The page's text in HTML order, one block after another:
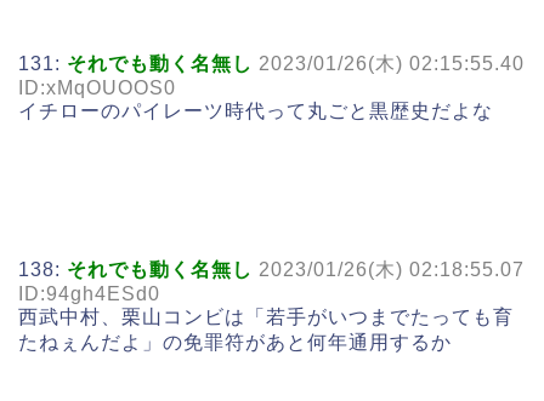
131: それでも動く名無し 2023/01/26(木) 02:15:55.40
ID:xMqOUOOS0
イチローのパイレーツ時代って丸ごと黒歴史だよな
138: それでも動く名無し 2023/01/26(木) 02:18:55.07
ID:94gh4ESd0
西武中村、栗山コンビは「若手がいつまでたっても育
たねぇんだよ」の免罪符があと何年通用するか